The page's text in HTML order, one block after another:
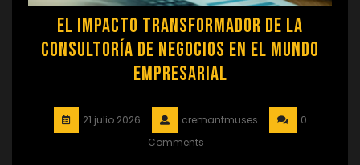
El Impacto Transformador de la
Consultoría de Negocios en el Mundo
Empresarial
21 julio 2026 cremantmuses
0
Comments